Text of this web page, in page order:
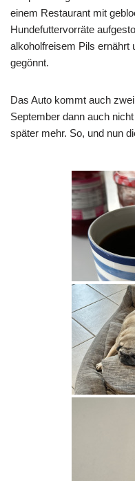
einem Restaurant mit
Hundefuttervorräte
alkoholfreisem Pils ernährt
gegönnt.
Das Auto kommt auch
September dann auch
später mehr. So, und nun